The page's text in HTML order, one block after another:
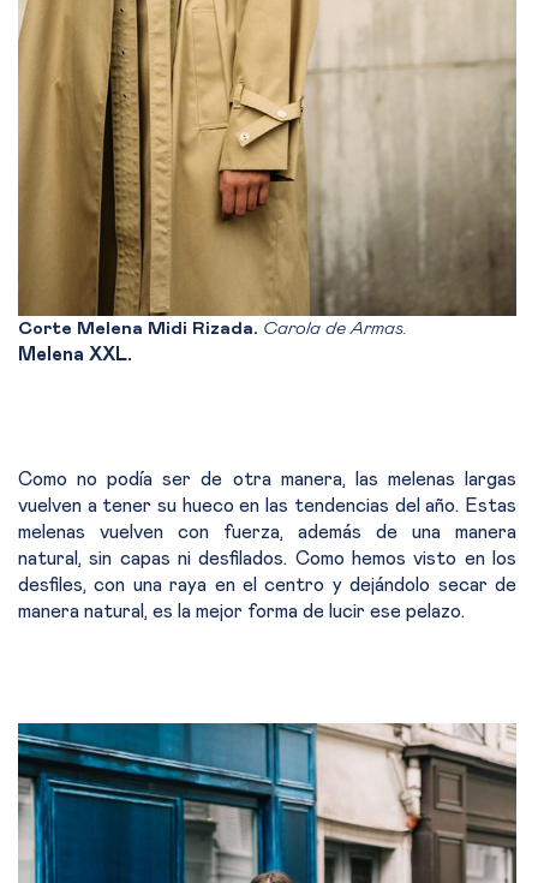
Corte Melena Midi Rizada. Carola de Armas.
Melena XXL.
Como no podía ser de otra manera, las melenas largas
vuelven a tener su hueco en las tendencias del año. Estas
melenas vuelven con fuerza, además de una manera
natural, sin capas ni desfilados. Como hemos visto en los
desfiles, con una raya en el centro y dejándolo secar de
manera natural, es la mejor forma de lucir ese pelazo.